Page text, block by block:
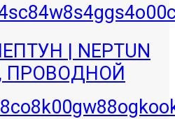
| NEPTUN
ПРОВОДНОЙ